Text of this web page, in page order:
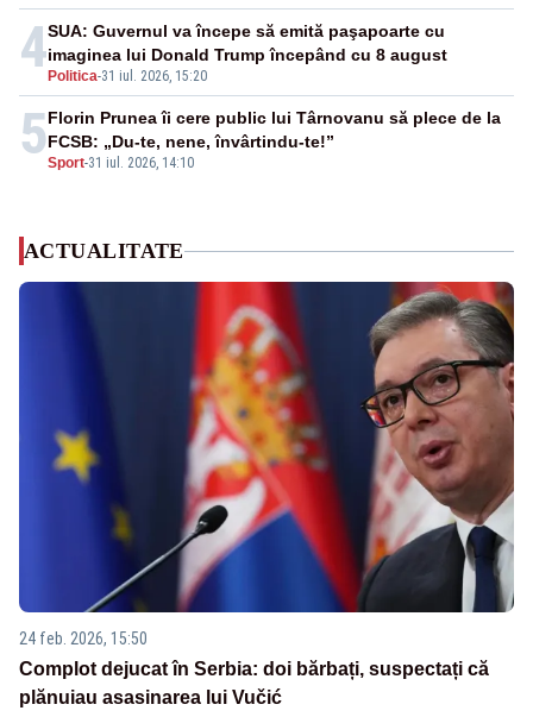
4 Politica-31 iul. 2026, 15:20
SUA: Guvernul va începe să emită paşapoarte cu
imaginea lui Donald Trump începând cu 8 august
5Sport-31 iul. 2026, 14:10
Florin Prunea îi cere public lui Târnovanu să plece de la
FCSB: „Du-te, nene, învârtindu-te!”
ACTUALITATE
24 feb. 2026, 15:50
Complot dejucat în Serbia: doi bărbați, suspectați că
plănuiau asasinarea lui Vučić